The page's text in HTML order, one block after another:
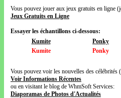
Vous pouvez jouer aux jeux gratuits en ligne
Jeux Gratuits en Ligne
Essayer les échantillons ci-dessous:
Kumite
Ponky
Kumite
Ponky
Vous pouvez voir les nouvelles des célébrités
Voir Informations Récentes
ou en visitant le blog de WhmSoft Services:
Diaporamas de Photos d'Actualités